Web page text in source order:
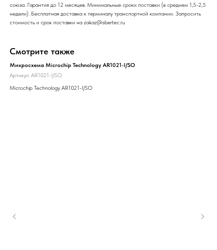
союза. Гарантия до 12 месяцев. Минимальные сроки поставки (в среднем 1,5-2,5
недели). Бесплатная доставка к терминалу транспортной компании. Запросить
стоимость и срок поставки на zakaz@sbertec.ru
Смотрите также
Микросхема Microchip Technology AR1021-I/SO
Артикул: AR1021-I/SO
Microchip Technology AR1021-I/SO